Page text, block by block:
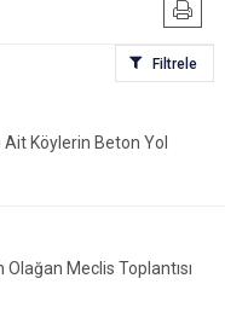
Filtrele
Köylerin Beton Yol
Meclis Toplantısı